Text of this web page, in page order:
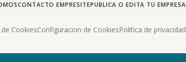
CONTACTO EMPRESITEPUBLICA O EDITA TU EMPRESA
CookiesConfiguracion de CookiesPolitica de privacidad